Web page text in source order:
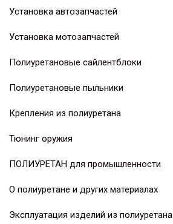
Установка автозапчастей
Установка мотозапчастей
Полиуретановые сайлентблоки
Полиуретановые пыльники
Крепления из полиуретана
Тюнинг оружия
ПОЛИУРЕТАН для промышленности
О полиуретане и других материалах
Эксплуатация изделий из полиуретана